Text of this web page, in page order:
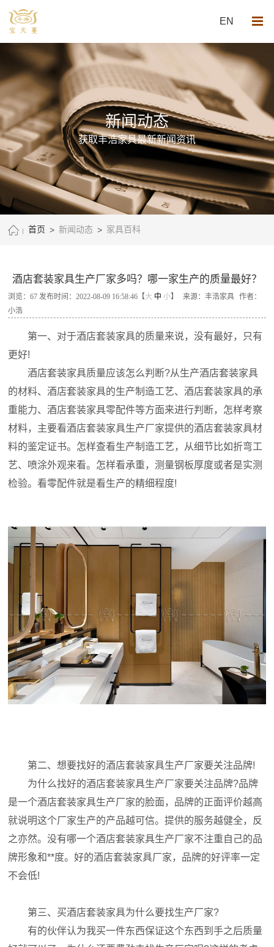
EN
新闻动态
获取丰浩家具最新新闻资讯
首页 > 新闻动态 > 家具百科
酒店套装家具生产厂家多吗？哪一家生产的质量最好？
浏览：67 发布时间：2022-08-09 16:58:46【大 中 小】 来源：丰浩家具
作者：
小浩
第一、对于酒店套装家具的质量来说，没有最好，只有
更好!
酒店套装家具质量应该怎么判断?从生产酒店套装家具
的材料、酒店套装家具的生产制造工艺、酒店套装家具的承
重能力、酒店套装家具零配件等方面来进行判断，怎样考察
材料，主要看酒店套装家具生产厂家提供的酒店套装家具材
料的鉴定证书。怎样查看生产制造工艺，从细节比如折弯工
艺、喷涂外观来看。怎样看承重，测量钢板厚度或者是实测
检验。看零配件就是看生产的精细程度!
第二、想要找好的酒店套装家具生产厂家要关注品牌!
为什么找好的酒店套装家具生产厂家要关注品牌?品牌
是一个酒店套装家具生产厂家的脸面，品牌的正面评价越高
就说明这个厂家生产的产品越可信。提供的服务越健全，反
之亦然。没有哪一个酒店套装家具生产厂家不注重自己的品
牌形象和**度。好的酒店套装家具厂家，品牌的好评率一定
不会低!
第三、买酒店套装家具为什么要找生产厂家?
有的伙伴认为我买一件东西保证这个东西到手之后质量